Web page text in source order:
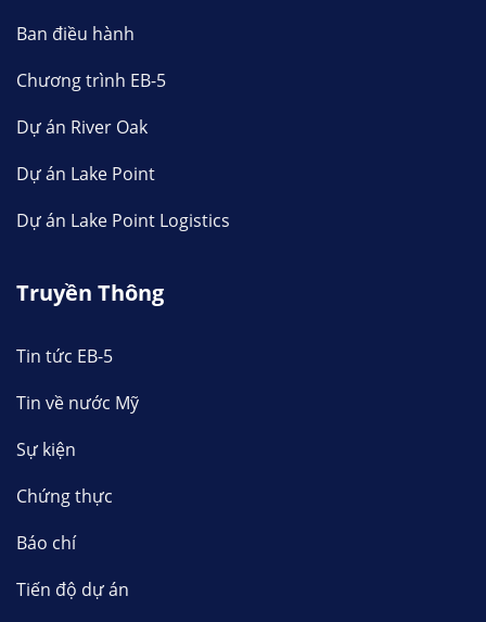
Ban điều hành
Chương trình EB-5
Dự án River Oak
Dự án Lake Point
Dự án Lake Point Logistics
Truyền Thông
Tin tức EB-5
Tin về nước Mỹ
Sự kiện
Chứng thực
Báo chí
Tiến độ dự án